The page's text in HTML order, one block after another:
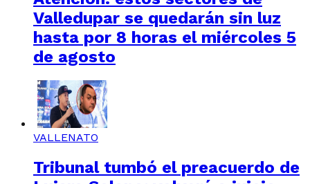
Valledupar se quedarán sin luz
hasta por 8 horas el miércoles 5
de agosto
VALLENATO
Tribunal tumbó el preacuerdo de